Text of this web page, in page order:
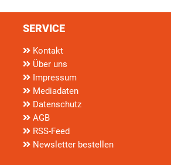
SERVICE
Kontakt
Über uns
Impressum
Mediadaten
Datenschutz
AGB
RSS-Feed
Newsletter bestellen